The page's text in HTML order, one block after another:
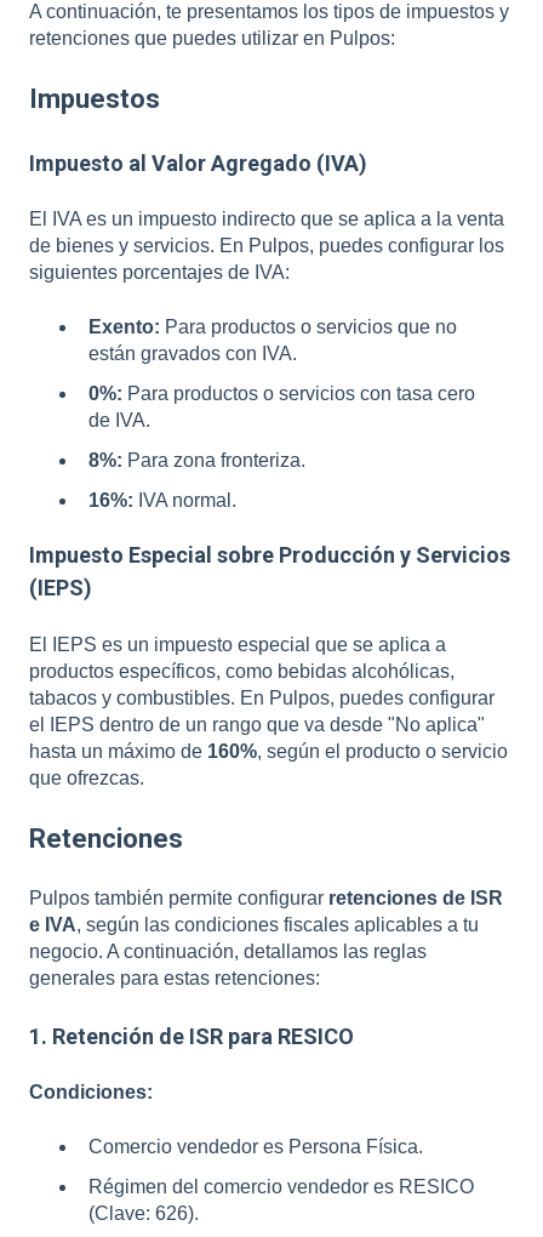
A continuación, te presentamos los tipos de impuestos y
retenciones que puedes utilizar en Pulpos:
Impuestos
Impuesto al Valor Agregado (IVA)
El IVA es un impuesto indirecto que se aplica a la venta
de bienes y servicios. En Pulpos, puedes configurar los
siguientes porcentajes de IVA:
Exento: Para productos o servicios que no
están gravados con IVA.
0%: Para productos o servicios con tasa cero
de IVA.
8%: Para zona fronteriza.
16%: IVA normal.
Impuesto Especial sobre Producción y Servicios
(IEPS)
El IEPS es un impuesto especial que se aplica a
productos específicos, como bebidas alcohólicas,
tabacos y combustibles. En Pulpos, puedes configurar
el IEPS dentro de un rango que va desde "No aplica"
hasta un máximo de 160%, según el producto o servicio
que ofrezcas.
Retenciones
Pulpos también permite configurar retenciones de ISR
e IVA, según las condiciones fiscales aplicables a tu
negocio. A continuación, detallamos las reglas
generales para estas retenciones:
1. Retención de ISR para RESICO
Condiciones:
Comercio vendedor es Persona Física.
Régimen del comercio vendedor es RESICO
(Clave: 626).